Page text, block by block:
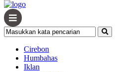
Cirebon
Humbahas
Iklan